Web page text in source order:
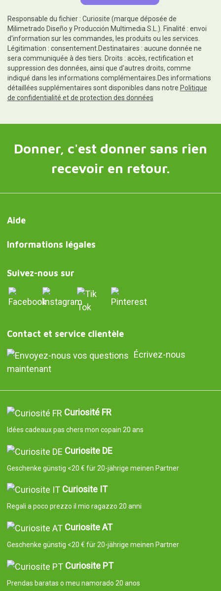
Responsable du fichier : Curiosite (marque déposée de
Milimetrado Diseño y Producción Multimedia S.L.). Finalité : envoi
d'information sur les commandes, les produits ou les services.
Légitimation : consentement.Destinataires : aucune donnée ne
sera communiquée à des tiers. Droits : accès, rectification et
suppression des données, ainsi que d'autres droits, comme
indiqué dans les informations complémentaires.Des informations
détaillées supplémentaires sont disponibles dans notre Politique
de confidentialité et de protection des données
Donner, c'est donner sans rien
recevoir en retour.
Aide
Informations légales
Suivez-nous sur
Contact et service clientèle
Écrivez-nous
maintenant
Curiosité FR
Idées cadeaux pas chers mon copain 20 ans
Curiosite DE
Geschenke günstig <20 € für 20-jährige meinen Partner
Curiosite IT
Regali a poco prezzo il mio ragazzo 20 anni
Curiosite AT
Geschenke günstig <20 € für 20-jährige meinen Partner
Curiosite PT
Prendas baratas o meu namorado 20 anos